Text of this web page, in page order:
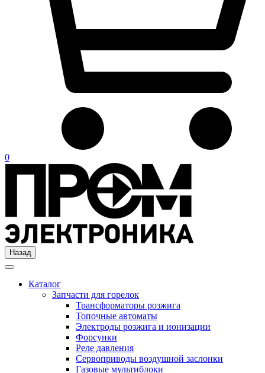
0
Назад
Каталог
Запчасти для горелок
Трансформаторы розжига
Топочные автоматы
Электроды розжига и ионизации
Форсунки
Реле давления
Сервоприводы воздушной заслонки
Газовые мультиблоки